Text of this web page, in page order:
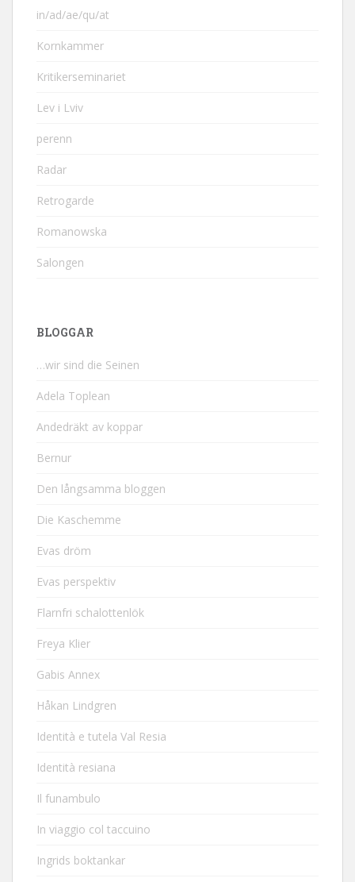
in/ad/ae/qu/at
Kornkammer
Kritikerseminariet
Lev i Lviv
perenn
Radar
Retrogarde
Romanowska
Salongen
BLOGGAR
…wir sind die Seinen
Adela Toplean
Andedräkt av koppar
Bernur
Den långsamma bloggen
Die Kaschemme
Evas dröm
Evas perspektiv
Flarnfri schalottenlök
Freya Klier
Gabis Annex
Håkan Lindgren
Identità e tutela Val Resia
Identità resiana
Il funambulo
In viaggio col taccuino
Ingrids boktankar